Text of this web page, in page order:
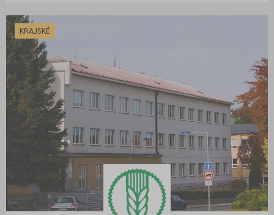
KRAJSKÉ